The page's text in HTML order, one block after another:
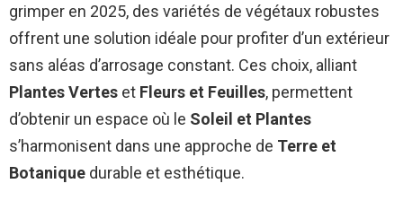
grimper en 2025, des variétés de végétaux robustes
offrent une solution idéale pour profiter d’un extérieur
sans aléas d’arrosage constant. Ces choix, alliant
Plantes Vertes et Fleurs et Feuilles, permettent
d’obtenir un espace où le Soleil et Plantes
s’harmonisent dans une approche de Terre et
Botanique durable et esthétique.